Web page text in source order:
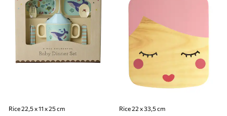
Rice 22,5 x 11 x 25 cm Rice 22 x 33,5 cm